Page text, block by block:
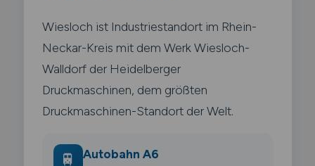
Wiesloch ist Industriestandort im Rhein-
Neckar-Kreis mit dem Werk Wiesloch-
Walldorf der Heidelberger
Druckmaschinen, dem größten
Druckmaschinen-Standort der Welt.
🚆 Autobahn A6